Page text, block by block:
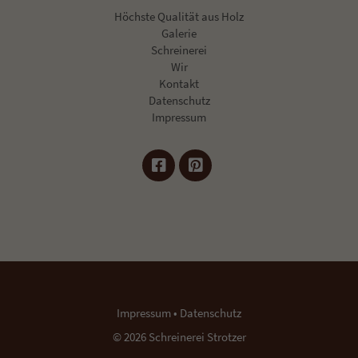
Höchste Qualität aus Holz
Galerie
Schreinerei
Wir
Kontakt
Datenschutz
Impressum
Impressum• Datenschutz
© 2026 Schreinerei Strotzer